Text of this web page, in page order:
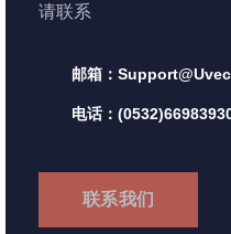
请联系
邮箱：
电话：
联系我们